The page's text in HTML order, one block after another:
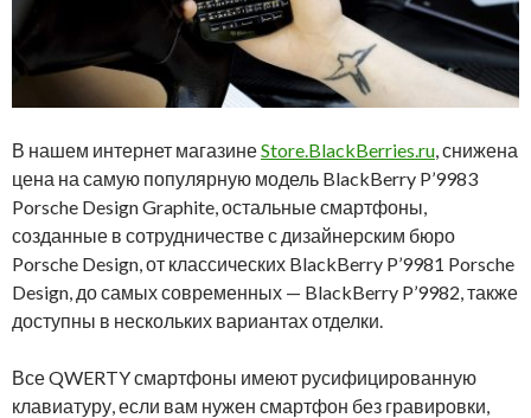
В нашем интернет магазинеStore.BlackBerries.ru, снижена
цена на самую популярную модель BlackBerry P’9983
Porsche Design Graphite, остальные смартфоны,
созданные в сотрудничестве с дизайнерским бюро
Porsche Design, от классических BlackBerry P’9981 Porsche
Design, до самых современных — BlackBerry P’9982, также
доступны в нескольких вариантах отделки.
Все QWERTY смартфоны имеют русифицированную
клавиатуру, если вам нужен смартфон без гравировки,